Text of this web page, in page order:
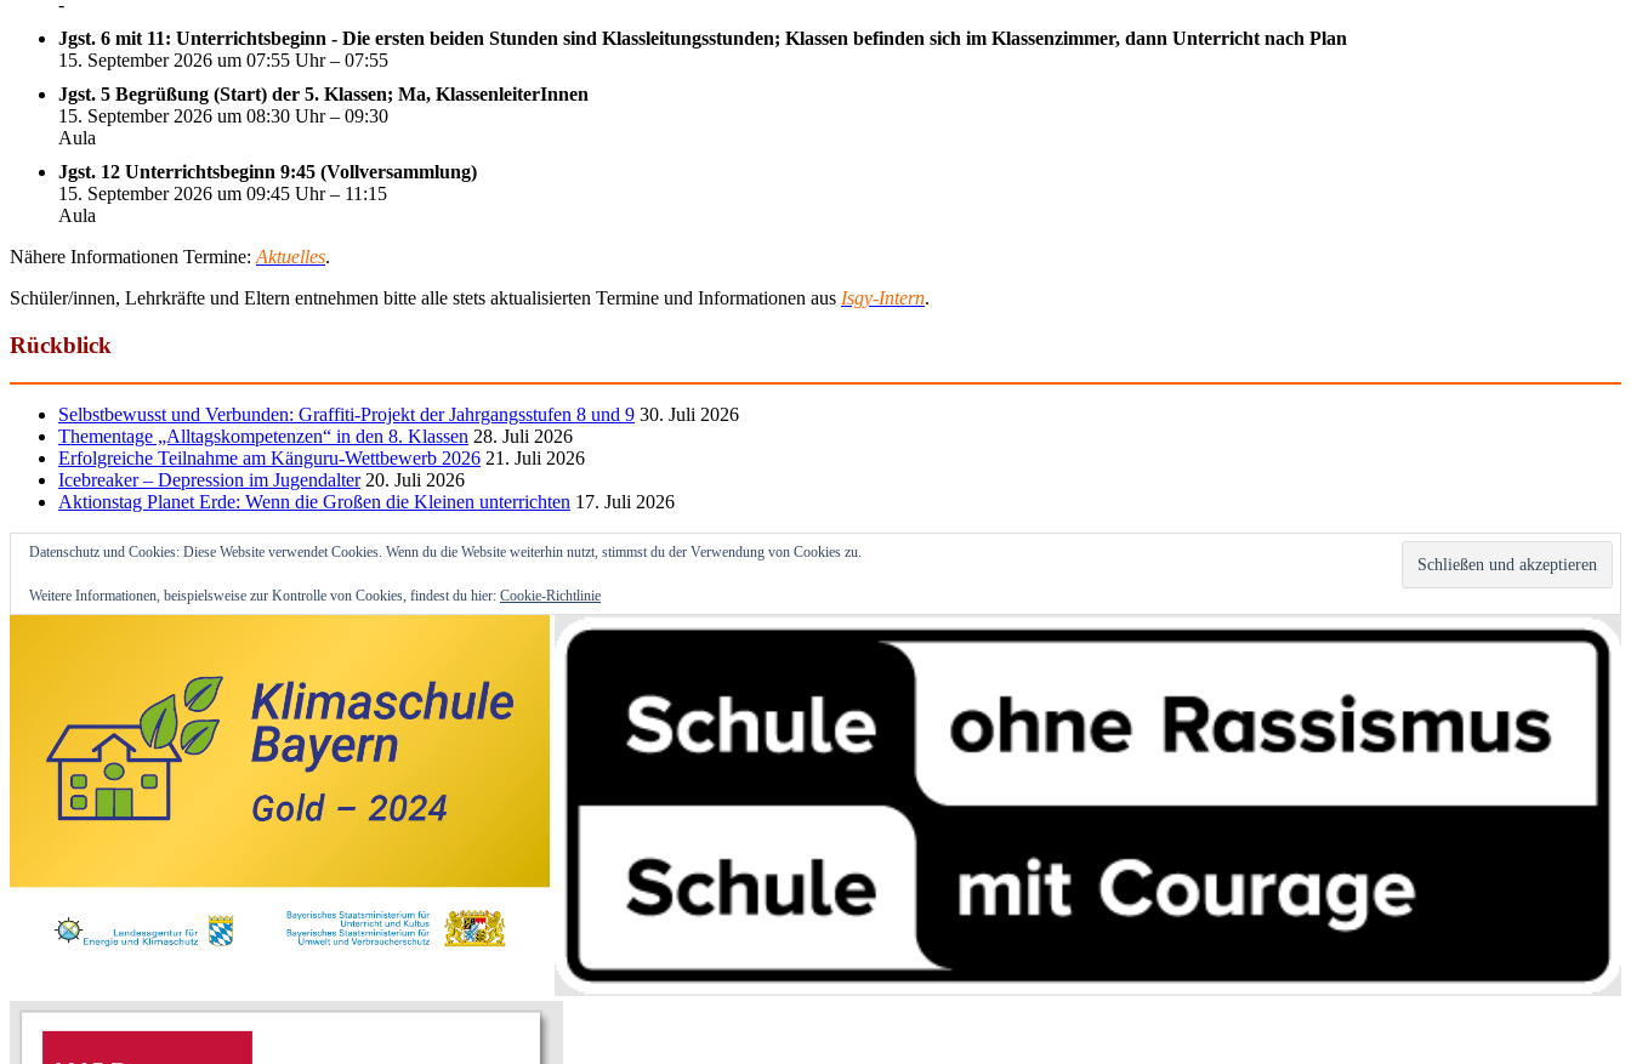
-
Jgst. 6 mit 11: Unterrichtsbeginn - Die ersten beiden Stunden sind Klassleitungsstunden; Klassen befinden sich im Klassenzimmer, dann Unterricht nach Plan
15. September 2026 um 07:55 Uhr – 07:55
Jgst. 5 Begrüßung (Start) der 5. Klassen; Ma, KlassenleiterInnen
15. September 2026 um 08:30 Uhr – 09:30
Aula
Jgst. 12 Unterrichtsbeginn 9:45 (Vollversammlung)
15. September 2026 um 09:45 Uhr – 11:15
Aula
Nähere Informationen Termine: Aktuelles.
Schüler/innen, Lehrkräfte und Eltern entnehmen bitte alle stets aktualisierten Termine und Informationen aus Isgy-Intern.
Rückblick
Selbstbewusst und Verbunden: Graffiti-Projekt der Jahrgangsstufen 8 und 9 30. Juli 2026
Thementage „Alltagskompetenzen“ in den 8. Klassen 28. Juli 2026
Erfolgreiche Teilnahme am Känguru-Wettbewerb 2026 21. Juli 2026
Icebreaker – Depression im Jugendalter 20. Juli 2026
Aktionstag Planet Erde: Wenn die Großen die Kleinen unterrichten 17. Juli 2026
Datenschutz und Cookies: Diese Website verwendet Cookies. Wenn du die Website weiterhin nutzt, stimmst du der Verwendung von Cookies zu.
Weitere Informationen, beispielsweise zur Kontrolle von Cookies, findest du hier: Cookie-Richtlinie